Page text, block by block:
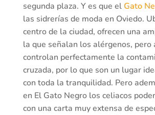
segunda plaza. Y es que el Gato
las sidrerías de moda en Oviedo.
centro de la ciudad, ofrecen una
la que señalan los alérgenos, pero
controlan perfectamente la
cruzada, por lo que son un lugar
con toda la tranquilidad. Pero
en El Gato Negro los celiacos
con una carta muy extensa de